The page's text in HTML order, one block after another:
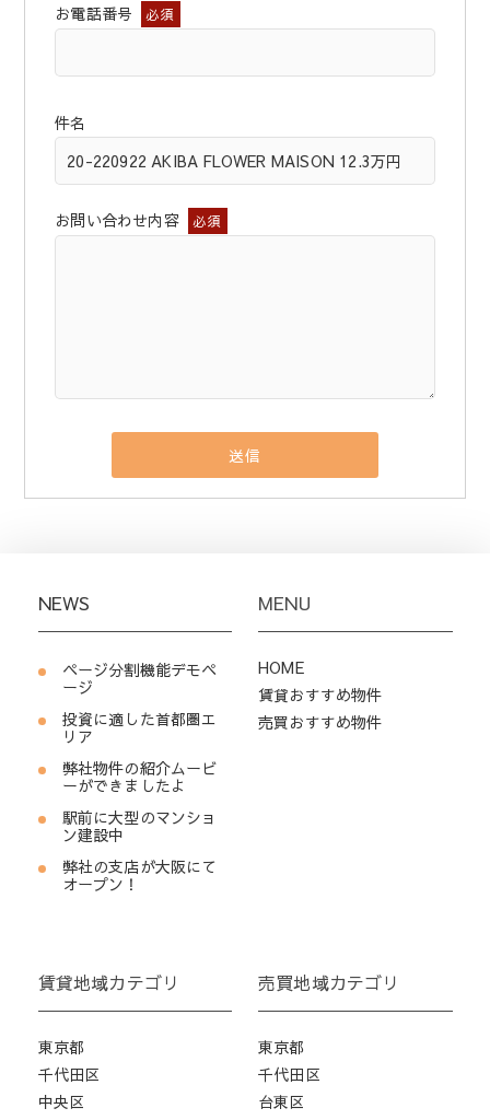
お電話番号 必須
件名
お問い合わせ内容 必須
NEWS
ページ分割機能デモペ
ージ
投資に適した首都圏エ
リア
弊社物件の紹介ムービ
ーができましたよ
駅前に大型のマンショ
ン建設中
弊社の支店が大阪にて
オープン！
MENU
HOME
賃貸おすすめ物件
売買おすすめ物件
賃貸地域カテゴリ
東京都
千代田区
中央区
売買地域カテゴリ
東京都
千代田区
台東区